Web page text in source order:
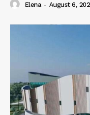
Elena - August 6,